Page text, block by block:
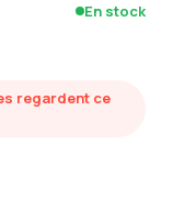
En stock
regardent ce